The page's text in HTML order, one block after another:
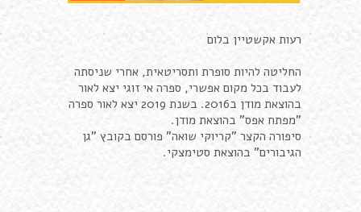
רעות אקשטיין בלום
החליטה להיות סופרת ותסריטאית, אחרי שניסתה
לעבוד בכל מקום אפשרי, ספרה אי זוגי יצא לאור
בהוצאת מודן ב2016. בשנת 2019 יצא לאור ספרה
"מפתח אפס" בהוצאת מודן.
סיפורה הקצר "קריוקי שואה" פורסם בקובץ "גן
הגיבורים" בהוצאת סטימצקי.